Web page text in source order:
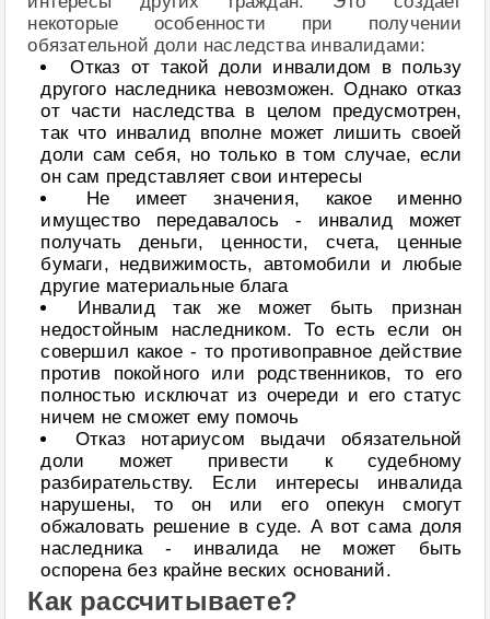
некоторые особенности при получении
обязательной доли наследства инвалидами:
Отказ от такой доли инвалидом в пользу
другого наследника невозможен. Однако отказ
от части наследства в целом предусмотрен,
так что инвалид вполне может лишить своей
доли сам себя, но только в том случае, если
он сам представляет свои интересы
Не имеет значения, какое именно
имущество передавалось - инвалид может
получать деньги, ценности, счета, ценные
бумаги, недвижимость, автомобили и любые
другие материальные блага
Инвалид так же может быть признан
недостойным наследником. То есть если он
совершил какое - то противоправное действие
против покойного или родственников, то его
полностью исключат из очереди и его статус
ничем не сможет ему помочь
Отказ нотариусом выдачи обязательной
доли может привести к судебному
разбирательству. Если интересы инвалида
нарушены, то он или его опекун смогут
обжаловать решение в суде. А вот сама доля
наследника - инвалида не может быть
оспорена без крайне веских оснований.
Как рассчитываете?